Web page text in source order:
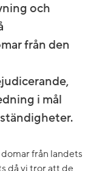
och
från den
i mål
från landets
då vi tror att de